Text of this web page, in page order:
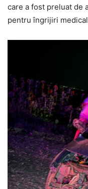
care a fost preluat de
pentru îngrijiri